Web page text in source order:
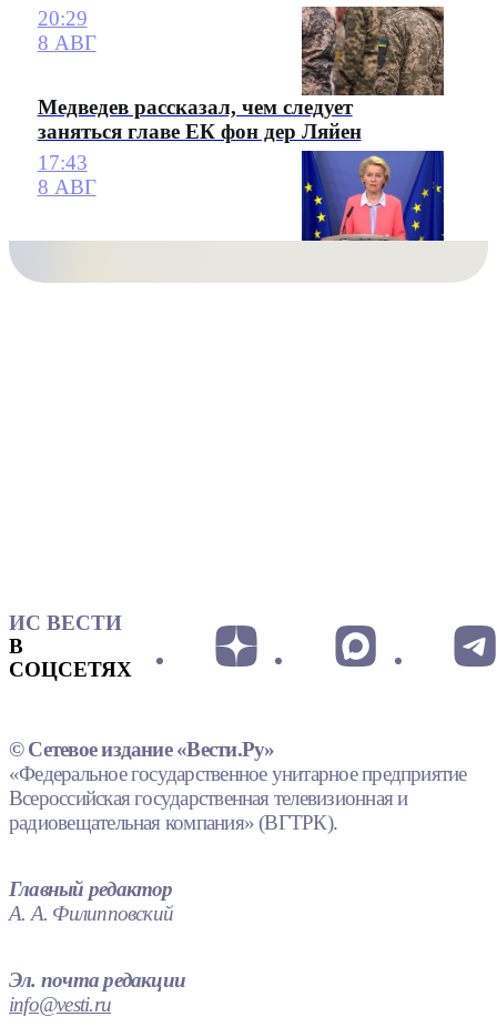
20:29
8 АВГ
Медведев рассказал, чем следует
заняться главе ЕК фон дер Ляйен
17:43
8 АВГ
ИС ВЕСТИ
В
СОЦСЕТЯХ
© Сетевое издание «Вести.Ру»
«Федеральное государственное унитарное предприятие
Всероссийская государственная телевизионная и
радиовещательная компания» (ВГТРК).
Главный редактор
А. А. Филипповский
Эл. почта редакции
info@vesti.ru